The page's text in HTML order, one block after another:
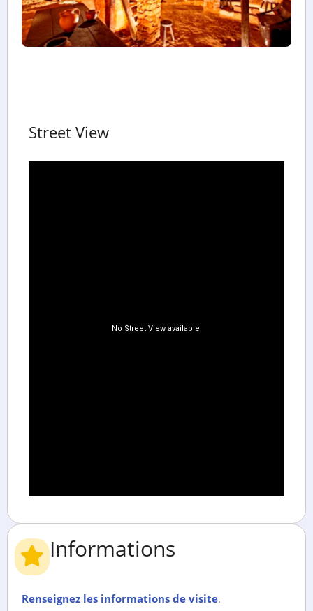
Informations
Renseignez les informations de visite.
Street View